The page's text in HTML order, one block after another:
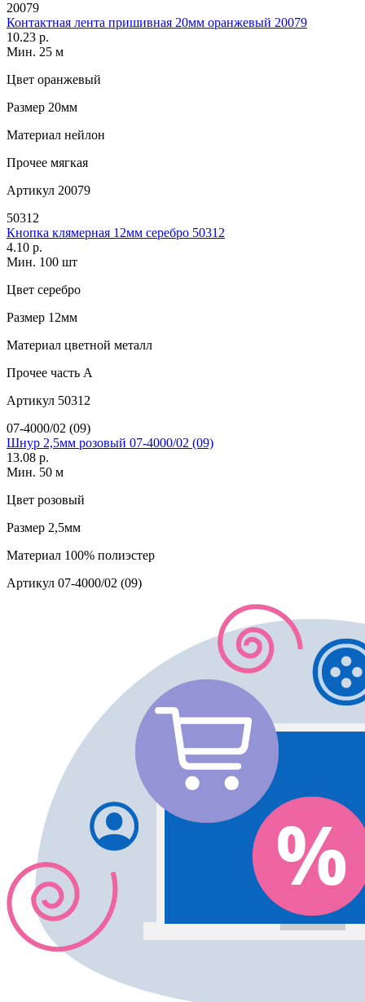
20079
Контактная лента пришивная 20мм оранжевый 20079
10.23 р.
Мин. 25 м
Цвет оранжевый
Размер 20мм
Материал нейлон
Прочее мягкая
Артикул 20079
50312
Кнопка клямерная 12мм серебро 50312
4.10 р.
Мин. 100 шт
Цвет серебро
Размер 12мм
Материал цветной металл
Прочее часть A
Артикул 50312
07-4000/02 (09)
Шнур 2,5мм розовый 07-4000/02 (09)
13.08 р.
Мин. 50 м
Цвет розовый
Размер 2,5мм
Материал 100% полиэстер
Артикул 07-4000/02 (09)